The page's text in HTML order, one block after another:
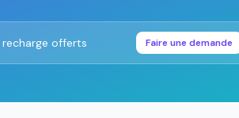
offerts Faire une demande